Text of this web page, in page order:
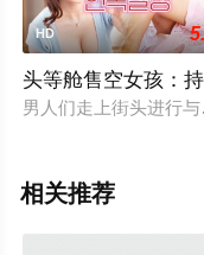
HD
头等舱售空女孩：
男人们走上街头进行
相关推荐